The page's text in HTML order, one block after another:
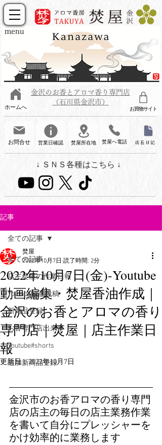
menu
ホームへ
焚屋所在地
営業日確認
お問合せ 焚屋へ電話
お買物サイト
↓ ＳＮＳ各種はこちら ↓
金沢のお香とアロマ香り専門店
（石川県金沢市）
店長日記
記事
全ての記事
店主焚屋の作業日報
Youtube動画投稿
新商品登録
お香専門店出来事
Youtube#shorts
追加新商品登録
全ての記事
2022年10月7日(金)-Youtube
動画編集・焚屋香油作成｜
金沢のお香とアロマの香り
専門店｜焚屋｜店主作業日
報
焚屋
2022年10月7日 読了時間: 2分
更新日：2022年10月7日
金沢市のお香アロマの香り専門
店の店主の毎日の店主業務作業
を書いて自分にプレッシャーを
かけ効率的に業務します